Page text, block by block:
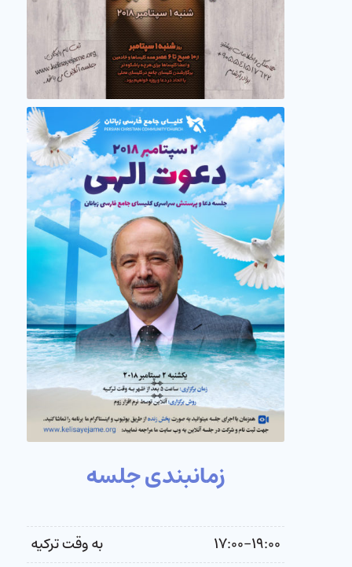
زمانبندی جلسه
به وقت ترکیه
۱۷:۰۰-۱۹:۰۰